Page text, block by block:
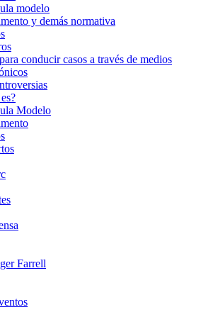
modelo
y demás normativa
conducir casos a través de medios
Modelo
Farrell